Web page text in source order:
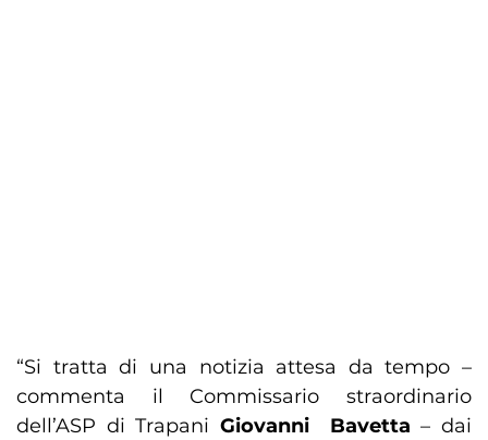
“Si tratta di una notizia attesa da tempo –
commenta il Commissario straordinario
dell’ASP di Trapani Giovanni Bavetta – dai